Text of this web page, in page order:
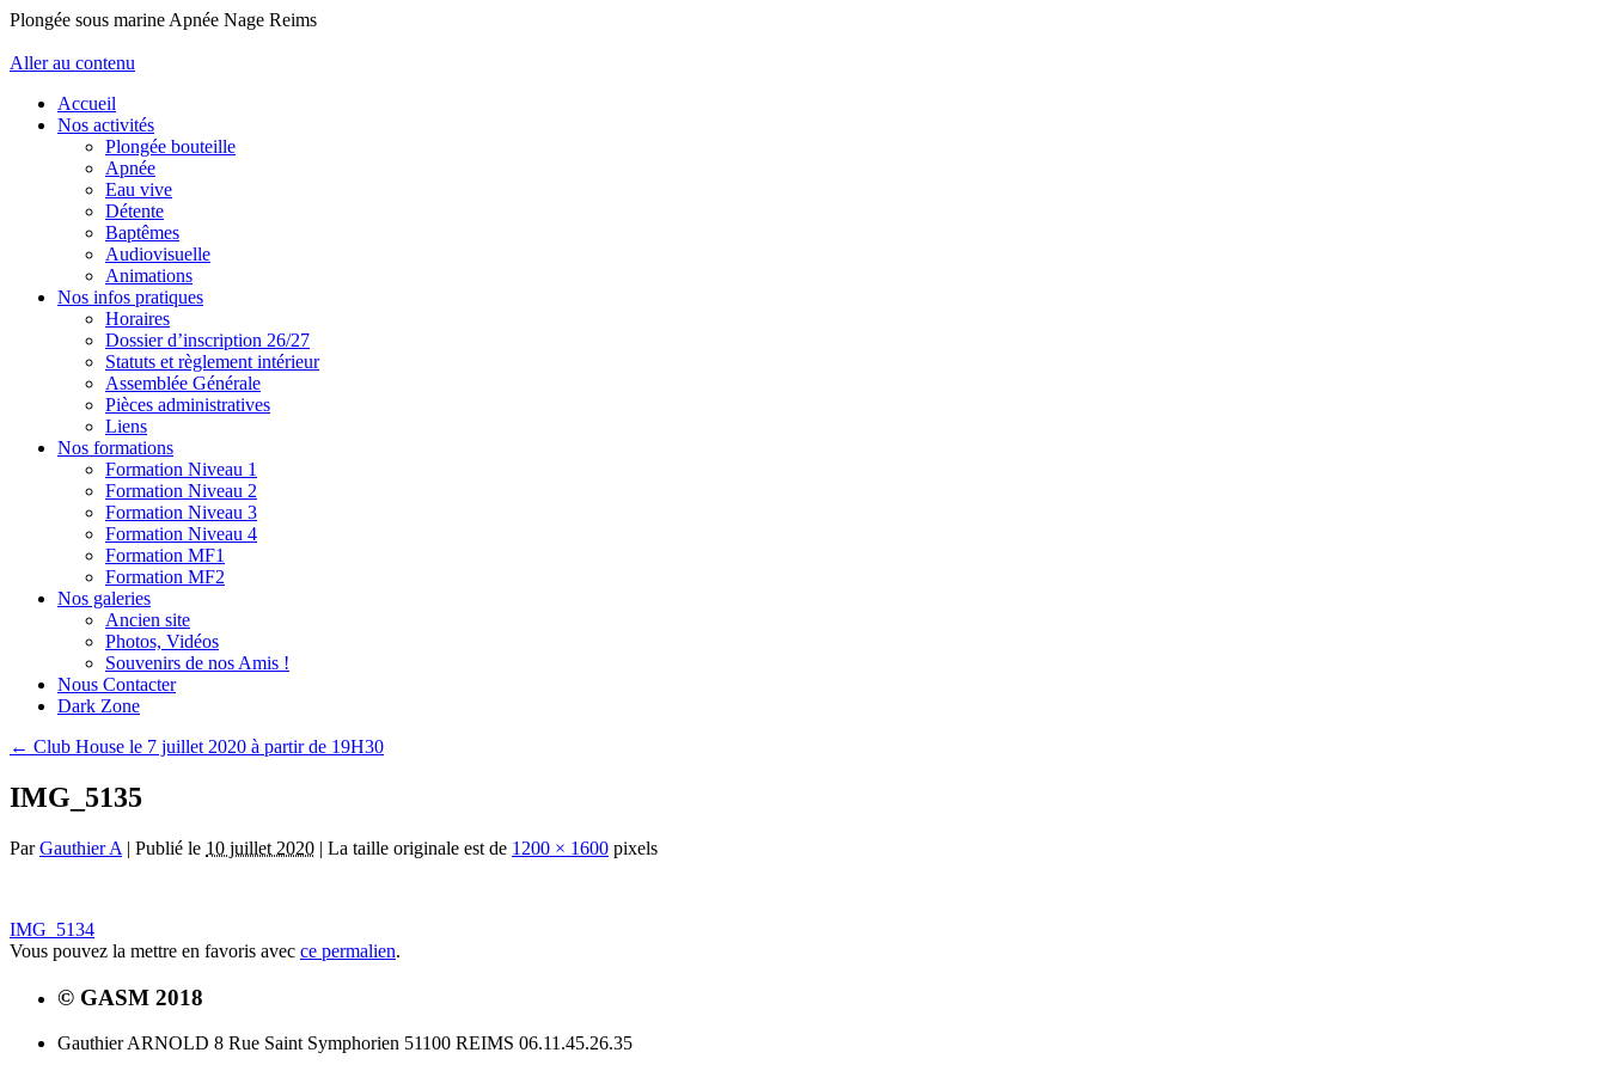
Plongée sous marine Apnée Nage Reims
Aller au contenu
Accueil
Nos activités
Plongée bouteille
Apnée
Eau vive
Détente
Baptêmes
Audiovisuelle
Animations
Nos infos pratiques
Horaires
Dossier d’inscription 26/27
Statuts et règlement intérieur
Assemblée Générale
Pièces administratives
Liens
Nos formations
Formation Niveau 1
Formation Niveau 2
Formation Niveau 3
Formation Niveau 4
Formation MF1
Formation MF2
Nos galeries
Ancien site
Photos, Vidéos
Souvenirs de nos Amis !
Nous Contacter
Dark Zone
← Club House le 7 juillet 2020 à partir de 19H30
IMG_5135
Par Gauthier A | Publié le 10 juillet 2020 | La taille originale est de 1200 × 1600 pixels
IMG_5134
Vous pouvez la mettre en favoris avec ce permalien.
© GASM 2018
Gauthier ARNOLD 8 Rue Saint Symphorien 51100 REIMS 06.11.45.26.35